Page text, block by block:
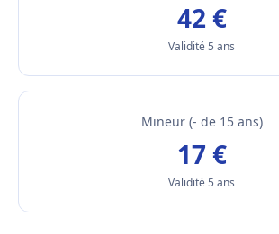
42 €
Validité 5 ans
Mineur (- de 15 ans)
17 €
Validité 5 ans